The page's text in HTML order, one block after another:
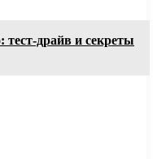
тест-драйв и секреты